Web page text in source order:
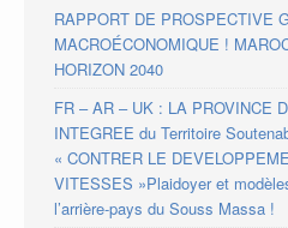
RAPPORT DE PROSPECTIVE
MACROÉCONOMIQUE !
HORIZON 2040
FR – AR – UK : LA PROVINCE
INTEGREE du Territoire
« CONTRER LE
VITESSES »Plaidoyer et
l’arrière-pays du Souss Massa !